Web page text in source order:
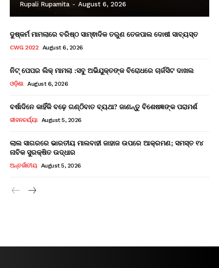
Rupali Rupamita - August 6, 2026
ଦୁଷ୍କର୍ମ ମାମଲାରେ ବରିଷ୍ଠ ସାମ୍ଵାଦିକ ତରୁଣ ତେଜପାଲ ଦୋଷୀ ସାବ୍ୟସ୍ତ
CWG 2022 August 6, 2026
ନିଟ୍ ପେପର ଲିକ୍ ମାମଲା :ସବୁ ଅଭିଯୁକ୍ତଙ୍କ ବିରୋଧରେ ଚାର୍ଜସିଟ ଦାଖଲ
ଓଡ଼ିଶା August 6, 2026
ବର୍ଷାଦିନେ କାହିଁକି ବଢ଼େ ଗଣ୍ଠିବାତ ବ୍ୟଥା? ଜାଣନ୍ତୁ ବିଶେଷଜ୍ଞଙ୍କ ପରାମର୍ଶ
ଜୀବନଚର୍ଯ୍ୟା August 5, 2026
ଲାଲ ସାଗରରେ ଭାରତୀୟ ମାଲବାହୀ ଜାହାଜ ଉପରେ ଆକ୍ରମଣ; ସମସ୍ତ ୧୪
ନାବିକ ସୁରକ୍ଷିତ ଉଦ୍ଧାର
ଅନ୍ତର୍ଜାତୀୟ August 5, 2026